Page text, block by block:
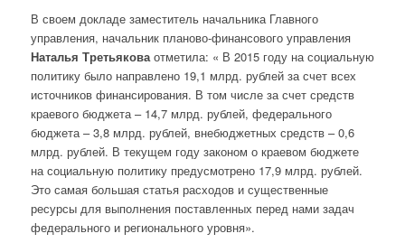
В своем докладе заместитель начальника Главного
управления, начальник планово-финансового управления
Наталья Третьяковаотметила: « В 2015 году на социальную
политику было направлено 19,1 млрд. рублей за счет всех
источников финансирования. В том числе за счет средств
краевого бюджета – 14,7 млрд. рублей, федерального
бюджета – 3,8 млрд. рублей, внебюджетных средств – 0,6
млрд. рублей. В текущем году законом о краевом бюджете
на социальную политику предусмотрено 17,9 млрд. рублей.
Это самая большая статья расходов и существенные
ресурсы для выполнения поставленных перед нами задач
федерального и регионального уровня».